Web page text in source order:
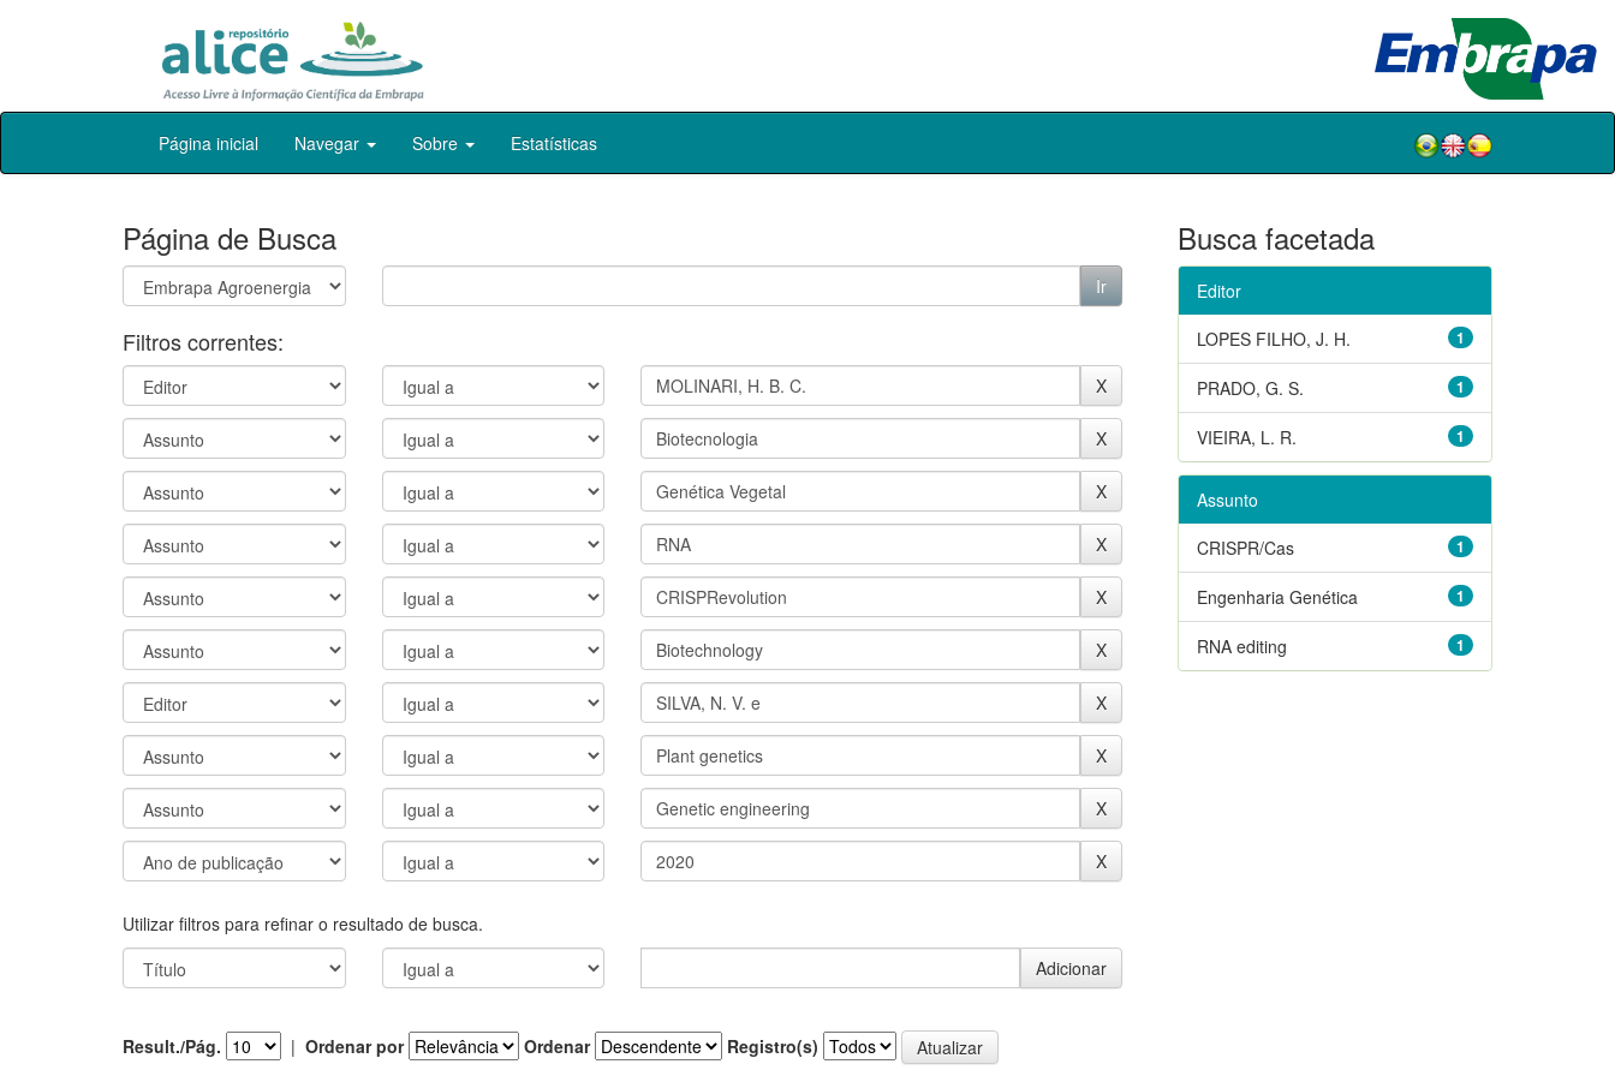
Skip
Página inicial Navegar Sobre Estatísticas
Página de Busca
Filtros correntes:
Utilizar filtros para refinar o resultado de busca.
Result./Pág. | Ordenar por Ordenar Registro(s)
Busca facetada
Editor
1
LOPES FILHO, J. H.
1
PRADO, G. S.
1
VIEIRA, L. R.
Assunto
1
CRISPR/Cas
1
Engenharia Genética
1
RNA editing